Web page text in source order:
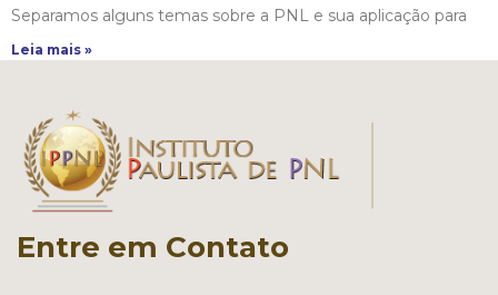
Separamos alguns temas sobre a PNL e sua aplicação para
Leia mais »
Entre em Contato